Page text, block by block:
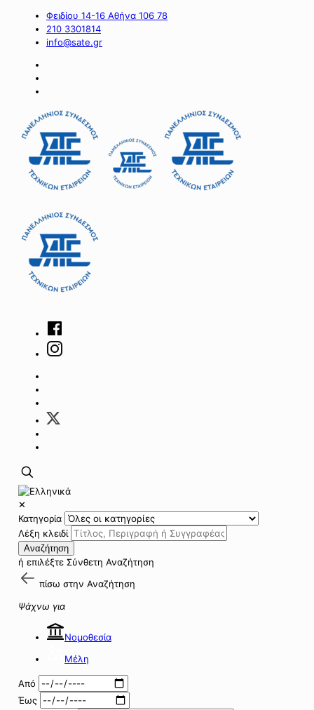
Φειδίου 14-16 Αθήνα 106 78
210 3301814
info@sate.gr
✕
Κατηγορία
Λέξη κλειδί
Αναζήτηση
ή επιλέξτε Σύνθετη Αναζήτηση
πίσω στην Αναζήτηση
Ψάχνω για
Νομοθεσία
Μέλη
Από
Έως